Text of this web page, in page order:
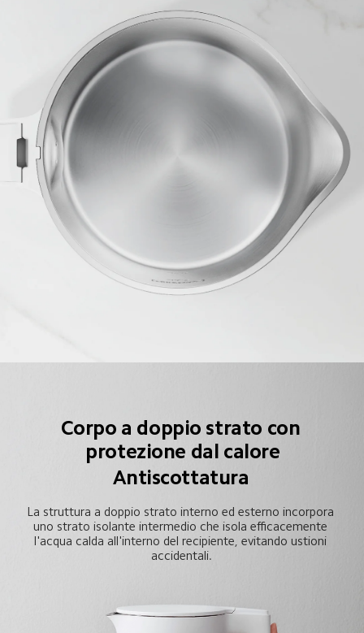
Corpo a doppio strato con
protezione dal calore
Antiscottatura
La struttura a doppio strato interno ed esterno incorpora
uno strato isolante intermedio che isola efficacemente
l'acqua calda all'interno del recipiente, evitando ustioni
accidentali.